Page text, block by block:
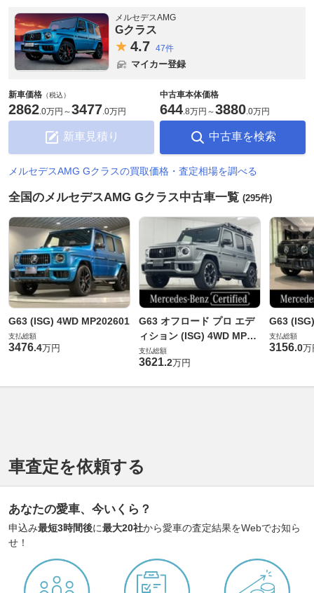
メルセデスAMG
Gクラス
4.7 47件
マイカー登録
新車価格 （税込）
2862.0万円 ～3477.0万円
新車見積り
中古車本体価格
644.8万円 ～3880.0万円
中古車を検索
メルセデスAMG Gクラスの買取価格・査定相場を調べる
全国のメルセデスAMG Gクラス中古車一覧 (295件)
G63 (ISG) 4WD MP202601
支払総額
3476.4万円
G63 オフロード プロ エデ
ィション (ISG) 4WD MP20
2601
支払総額
3621.2万円
G63
支払総額
3156.0万
車査定を依頼する
あなたの愛車、今いくら？
申込み最短3時間後に最大20社から愛車の査定結果をWebでお知ら
せ！